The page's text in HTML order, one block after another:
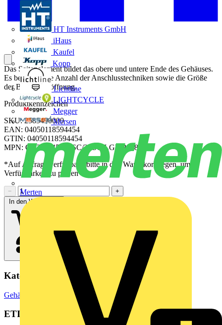
HT Instruments GmbH
iHaus
Kaufel
Kopp
Lichtline
LIGHTCYCLE
Megger
Mersen
Merten
Das Seitenelement bildet das obere und untere Ende des Gehäuses.
Es bestimmt die Anzahl der Anschlusstechniken sowie die Größe
der Belüftungsöffnung.
Produktkennzeichen
SKU: 2585490000
EAN: 04050118594454
GTIN: 04050118594454
MPN: CH20M45 S 3SC/2PSC LGY 2018
*Auf Anfrage verfügbar - bitte in den Warenkorb legen, um
Verfügbarkeit zu prüfen
−
+
In den Warenkorb
Kategorien
Gehäuse & Schaltschränke Elektrogehäuse
ETIM Group